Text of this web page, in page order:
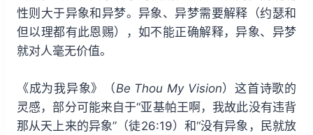
性则大于异象和异梦。异象、异梦需要解释（约瑟和
但以理都有此恩赐），如不能正确解释，异象、异梦
就对人毫无价值。
《成为我异象》（Be Thou My Vision）这首诗歌的
灵感，部分可能来自于“亚基帕王啊，我故此没有违背
那从天上来的异象”（徒26:19）和“没有异象，民就放